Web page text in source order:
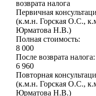
возврата налога
Первичная
(к.м.н. Горская О.С.,
Юрматова Н.В.)
Полная стоимость:
8 000
После возврата налога:
6 960
Повторная
(к.м.н. Горская О.С.,
Юрматова Н.В.)